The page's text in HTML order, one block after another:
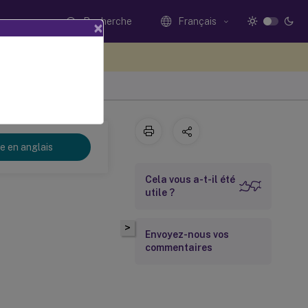
Recherche Français
en anglais
>
Cela vous a-t-il été
utile ?
Envoyez-nous vos
commentaires
×